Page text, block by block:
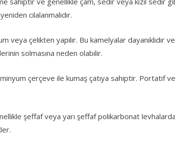
cilalanmalıdır.
çelikten yapılır. Bu kamelyalar dayanıklıdır
solmasına neden olabilir.
çerçeve ile kumaş çatıya sahiptir. Portatif ve
şeffaf veya yarı şeffaf polikarbonat